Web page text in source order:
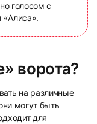
голосом с
ворота?
на различные
могут быть
для